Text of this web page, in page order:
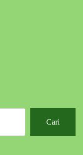
Cari